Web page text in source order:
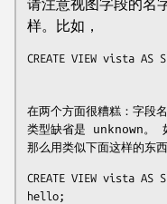
请注意视图字段的名
样。比如，
CREATE VIEW vista
在两个方面很糟糕：字段
类型缺省是 unknown。
那么用类似下面这样的东西
CREATE VIEW vista
hello;